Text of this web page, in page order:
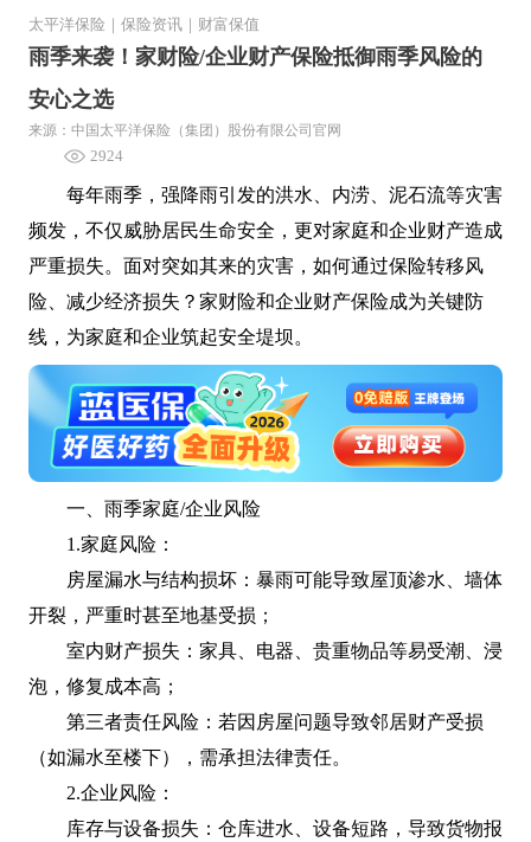
太平洋保险 保险资讯 财富保值
雨季来袭！家财险/企业财产保险抵御雨季风险的
安心之选
来源：中国太平洋保险（集团）股份有限公司官网
2924
每年雨季，强降雨引发的洪水、内涝、泥石流等灾害
频发，不仅威胁居民生命安全，更对家庭和企业财产造成
严重损失。面对突如其来的灾害，如何通过保险转移风
险、减少经济损失？家财险和企业财产保险成为关键防
线，为家庭和企业筑起安全堤坝。
一、雨季家庭/企业风险
1.家庭风险：
房屋漏水与结构损坏：暴雨可能导致屋顶渗水、墙体
开裂，严重时甚至地基受损；
室内财产损失：家具、电器、贵重物品等易受潮、浸
泡，修复成本高；
第三者责任风险：若因房屋问题导致邻居财产受损
（如漏水至楼下），需承担法律责任。
2.企业风险：
库存与设备损失：仓库进水、设备短路，导致货物报